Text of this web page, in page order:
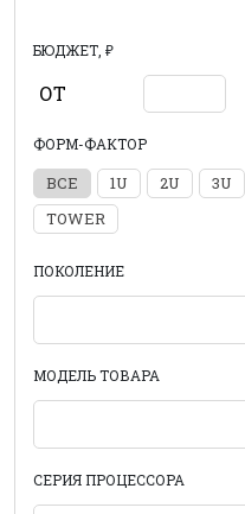
БЮДЖЕТ, ₽
ОТ
ФОРМ-ФАКТОР
ВСЕ 1U 2U 3U
TOWER
ПОКОЛЕНИЕ
МОДЕЛЬ ТОВАРА
СЕРИЯ ПРОЦЕССОРА